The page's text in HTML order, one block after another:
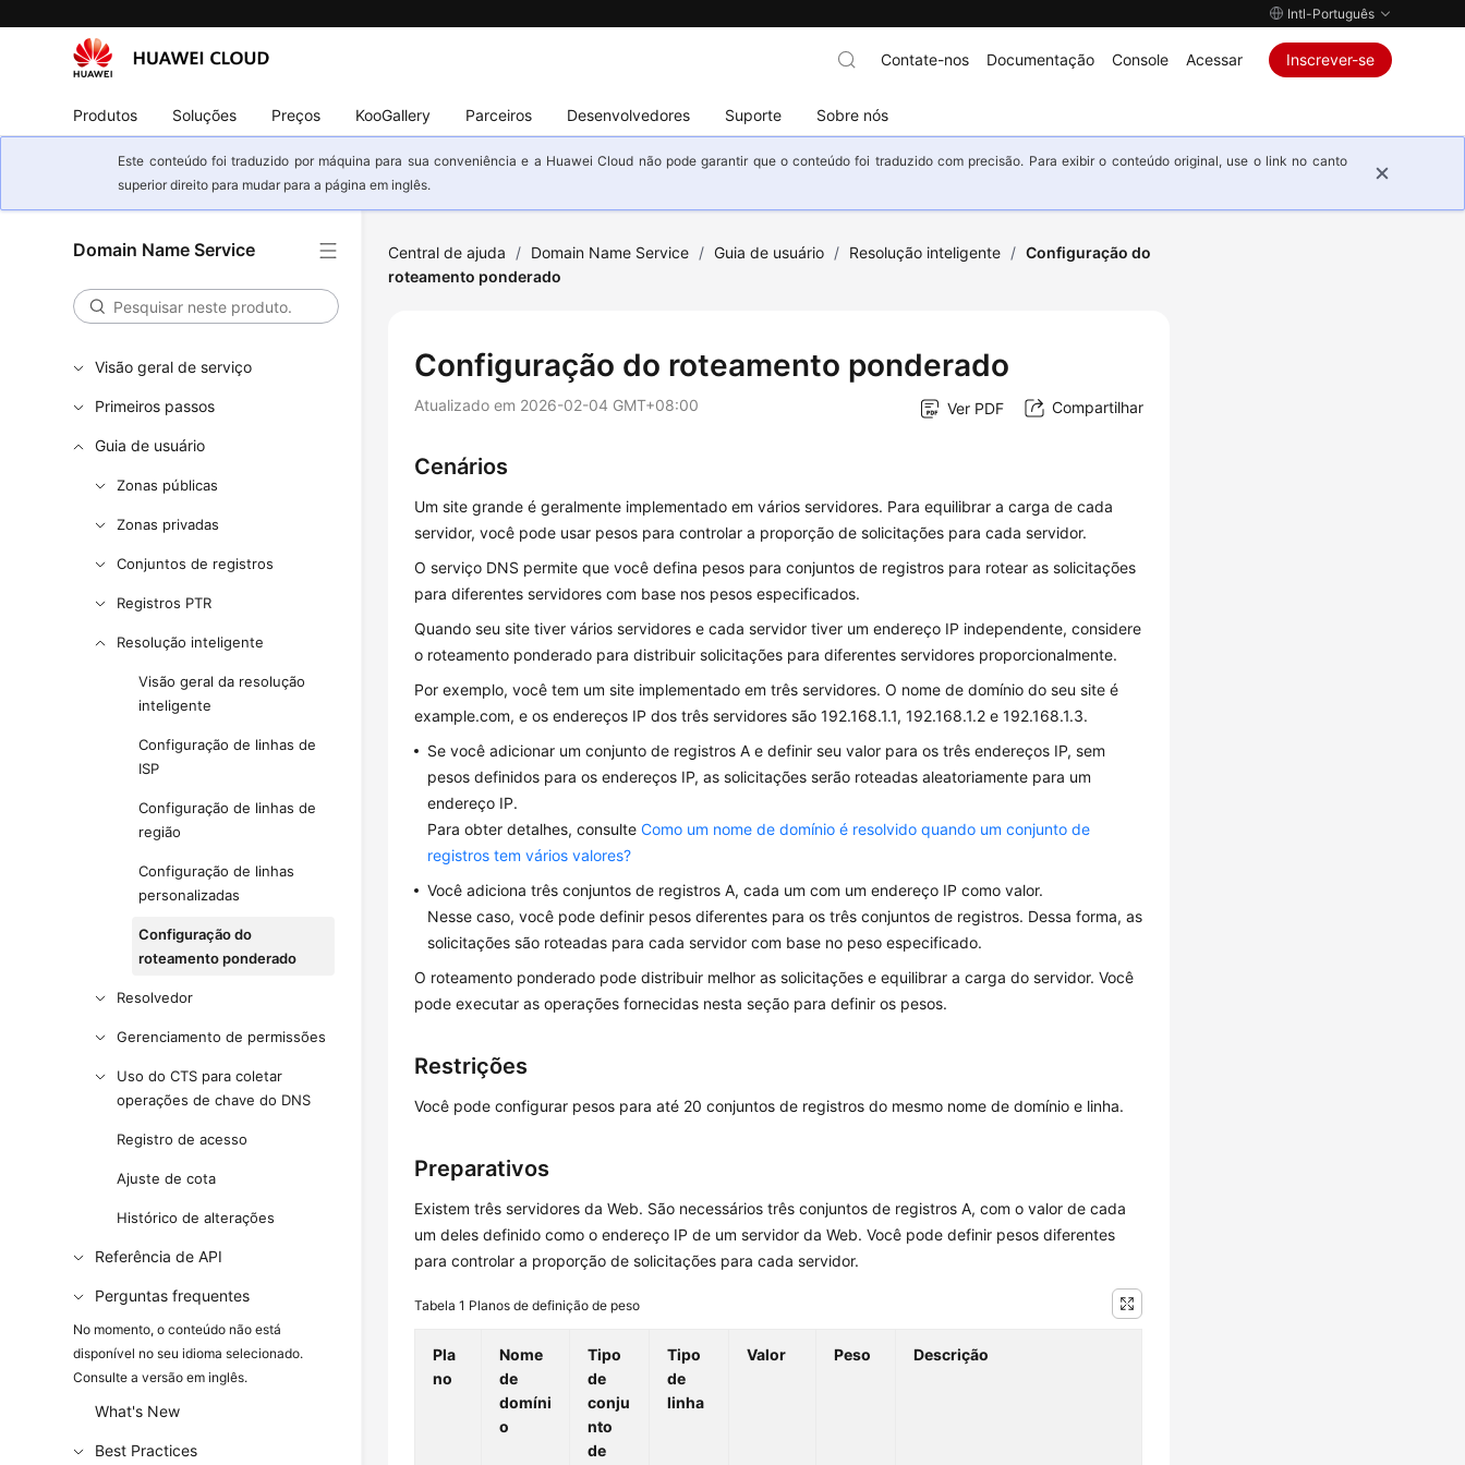
Intl-Português
Produtos Soluções Preços KooGallery Parceiros Desenvolvedores Suporte Sobre nós
Contate-nos Documentação Console Acessar Inscrever-se
Este conteúdo foi traduzido por máquina para sua conveniência e a Huawei Cloud não pode garantir que o conteúdo foi traduzido com precisão. Para exibir o conteúdo original, use o link no canto
superior direito para mudar para a página em inglês.
Domain Name Service
Visão geral de serviço
Primeiros passos
Guia de usuário
Zonas públicas
Zonas privadas
Conjuntos de registros
Registros PTR
Resolução inteligente
Visão geral da resolução
inteligente
Configuração de linhas de
ISP
Configuração de linhas de
região
Configuração de linhas
personalizadas
Configuração do
roteamento ponderado
Resolvedor
Gerenciamento de permissões
Uso do CTS para coletar
operações de chave do DNS
Registro de acesso
Ajuste de cota
Histórico de alterações
Referência de API
Perguntas frequentes
No momento, o conteúdo não está
disponível no seu idioma selecionado.
Consulte a versão em inglês.
What's New
Best Practices
Central de ajuda / Domain Name Service / Guia de usuário / Resolução inteligente / Configuração do
roteamento ponderado
Configuração do roteamento ponderado
Atualizado em 2026-02-04 GMT+08:00 Ver PDF Compartilhar
Cenários
Um site grande é geralmente implementado em vários servidores. Para equilibrar a carga de cada
servidor, você pode usar pesos para controlar a proporção de solicitações para cada servidor.
O serviço DNS permite que você defina pesos para conjuntos de registros para rotear as solicitações
para diferentes servidores com base nos pesos especificados.
Quando seu site tiver vários servidores e cada servidor tiver um endereço IP independente, considere
o roteamento ponderado para distribuir solicitações para diferentes servidores proporcionalmente.
Por exemplo, você tem um site implementado em três servidores. O nome de domínio do seu site é
example.com, e os endereços IP dos três servidores são 192.168.1.1, 192.168.1.2 e 192.168.1.3.
Se você adicionar um conjunto de registros A e definir seu valor para os três endereços IP, sem
pesos definidos para os endereços IP, as solicitações serão roteadas aleatoriamente para um
endereço IP.
Para obter detalhes, consulteComo um nome de domínio é resolvido quando um conjunto de
registros tem vários valores?
Você adiciona três conjuntos de registros A, cada um com um endereço IP como valor.
Nesse caso, você pode definir pesos diferentes para os três conjuntos de registros. Dessa forma, as
solicitações são roteadas para cada servidor com base no peso especificado.
O roteamento ponderado pode distribuir melhor as solicitações e equilibrar a carga do servidor. Você
pode executar as operações fornecidas nesta seção para definir os pesos.
Restrições
Você pode configurar pesos para até 20 conjuntos de registros do mesmo nome de domínio e linha.
Preparativos
Existem três servidores da Web. São necessários três conjuntos de registros A, com o valor de cada
um deles definido como o endereço IP de um servidor da Web. Você pode definir pesos diferentes
para controlar a proporção de solicitações para cada servidor.
Tabela 1 Planos de definição de peso
Pla
no
Nome
de
domíni
o
Tipo
de
conju
nto
de
Tipo
de
linha
Valor Peso Descrição